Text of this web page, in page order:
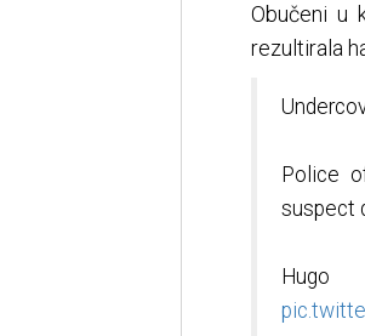
Obučeni u
rezultirala
Police
suspect
Hugo